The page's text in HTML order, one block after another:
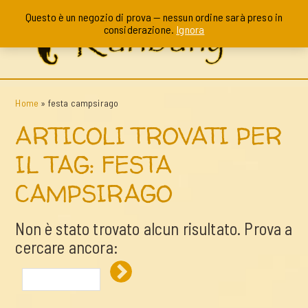
Home » festa campsirago
ARTICOLI TROVATI PER
IL TAG: FESTA
CAMPSIRAGO
Non è stato trovato alcun risultato. Prova a
cercare ancora:
Questo è un negozio di prova — nessun ordine sarà preso in
considerazione. Ignora